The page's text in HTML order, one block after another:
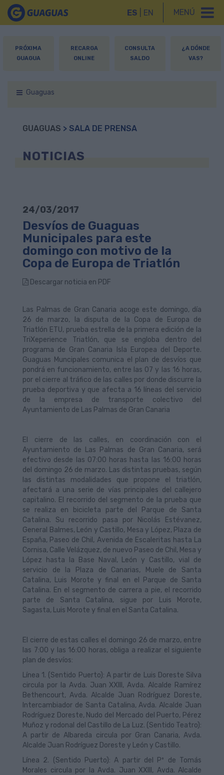
MENÚ
ES EN
PRÓXIMA
GUAGUA
RECARGA
ONLINE
CONSULTA
SALDO
¿A DÓNDE
VAS?
Guaguas
GUAGUAS > SALA DE PRENSA
NOTICIAS
24/03/2017
Desvíos de Guaguas
Municipales para este
domingo con motivo de la
Copa de Europa de Triatlón
Descargar noticia en PDF
Las Palmas de Gran Canaria acoge este domingo, día
26 de marzo, la disputa de la Copa de Europa de
Triatlón ETU, prueba estrella de la primera edición de la
TriXeperience Triatlón, que se engloba dentro del
programa de Gran Canaria Isla Europea del Deporte.
Guaguas Muncipales comunica el plan de desvíos que
pondrá en funcionamiento, entre las 07 y las 16 horas,
por el cierre al tráfico de las calles por donde discurre la
prueba deportiva y que afecta a 16 líneas del servicio
de la empresa de transporte colectivo del
Ayuntamiento de Las Palmas de Gran Canaria
El cierre de las calles, en coordinación con el
Ayuntamiento de Las Palmas de Gran Canaria, será
efectivo desde las 07:00 horas hasta las 16:00 horas
del domingo 26 de marzo. Las distintas pruebas, según
las distintas modalidades que propone el triatlón,
afectará a una serie de vías principales del callejero
capitalino. El recorrido del segmento de la prueba que
se realiza en bicicleta parte del Parque de Santa
Catalina. Su recorrido pasa por Nicolás Estévanez,
General Balmes, León y Castillo, Mesa y López, Plaza de
España, Paseo de Chil, Avenida de Escaleritas hasta La
Cornisa, Calle Velázquez, de nuevo Paseo de Chil, Mesa y
López hasta la Base Naval, León y Castillo, vial de
servicio de la Plaza de Canarias, Muele de Santa
Catalina, Luis Morote y final en el Parque de Santa
Catalina. En el segmento de carrera a pie, el recorrido
parte de Santa Catalina, sigue por Luis Morote,
Sagasta, Luis Morote y final en el Santa Catalina.
El cierre de estas calles el domingo 26 de marzo, entre
las 7:00 y las 16:00 horas, obliga a realizar el siguiente
plan de desvíos:
Línea 1. (Sentido Puerto): A partir de Luis Doreste Silva
circula por la Avda. Juan XXIII, Avda. Alcalde Ramírez
Bethencourt, Avda. Alcalde Juan Rodríguez Doreste,
Intercambiador de Santa Catalina, Avda. Alcalde Juan
Rodríguez Doreste, Nudo del Mercado del Puerto, Pérez
Muñoz y rodonal del Castillo de La Luz. (Sentido Teatro):
A partir de Albareda circula por Gran Canaria, Avda.
Alcalde Juan Rodríguez Doreste y León y Castillo.
Línea 2. (Sentido Puerto): A partir del Pº de Tomás
Morales circula por la Avda. Juan XXIII, Avda. Alcalde